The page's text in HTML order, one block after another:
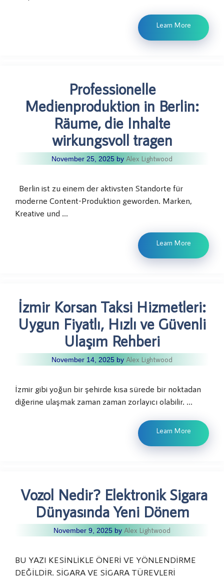
Learn More
Professionelle
Medienproduktion in Berlin:
Räume, die Inhalte
wirkungsvoll tragen
November 25, 2025 by Alex Lightwood
Berlin ist zu einem der aktivsten Standorte für
moderne Content-Produktion geworden. Marken,
Kreative und …
Learn More
İzmir Korsan Taksi Hizmetleri:
Uygun Fiyatlı, Hızlı ve Güvenli
Ulaşım Rehberi
November 14, 2025 by Alex Lightwood
İzmir gibi yoğun bir şehirde kısa sürede bir noktadan
diğerine ulaşmak zaman zaman zorlayıcı olabilir. …
Learn More
Vozol Nedir? Elektronik Sigara
Dünyasında Yeni Dönem
November 9, 2025 by Alex Lightwood
BU YAZI KESİNLİKLE ÖNERİ VE YÖNLENDİRME
DEĞİLDİR. SİGARA VE SİGARA TÜREVLERİ